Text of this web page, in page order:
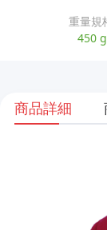
重量規
450 g
商品詳細